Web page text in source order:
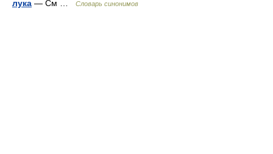
лука — См … Словарь синонимов